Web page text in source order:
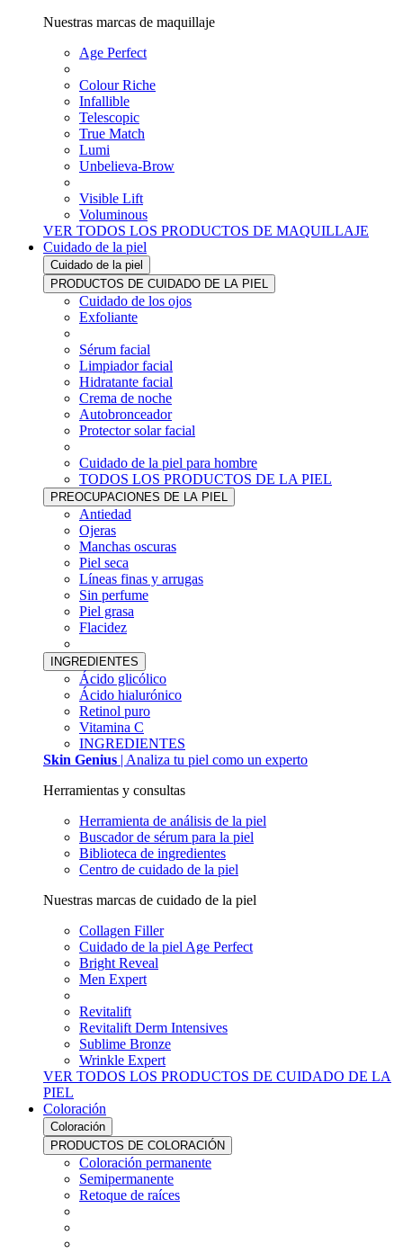
Nuestras marcas de maquillaje
Age Perfect
Colour Riche
Infallible
Telescopic
True Match
Lumi
Unbelieva-Brow
Visible Lift
Voluminous
VER TODOS LOS PRODUCTOS DE MAQUILLAJE
Cuidado de la piel
Cuidado de la piel
PRODUCTOS DE CUIDADO DE LA PIEL
Cuidado de los ojos
Exfoliante
Sérum facial
Limpiador facial
Hidratante facial
Crema de noche
Autobronceador
Protector solar facial
Cuidado de la piel para hombre
TODOS LOS PRODUCTOS DE LA PIEL
PREOCUPACIONES DE LA PIEL
Antiedad
Ojeras
Manchas oscuras
Piel seca
Líneas finas y arrugas
Sin perfume
Piel grasa
Flacidez
INGREDIENTES
Ácido glicólico
Ácido hialurónico
Retinol puro
Vitamina C
INGREDIENTES
Skin Genius | Analiza tu piel como un experto
Herramientas y consultas
Herramienta de análisis de la piel
Buscador de sérum para la piel
Biblioteca de ingredientes
Centro de cuidado de la piel
Nuestras marcas de cuidado de la piel
Collagen Filler
Cuidado de la piel Age Perfect
Bright Reveal
Men Expert
Revitalift
Revitalift Derm Intensives
Sublime Bronze
Wrinkle Expert
VER TODOS LOS PRODUCTOS DE CUIDADO DE LA
PIEL
Coloración
Coloración
PRODUCTOS DE COLORACIÓN
Coloración permanente
Semipermanente
Retoque de raíces